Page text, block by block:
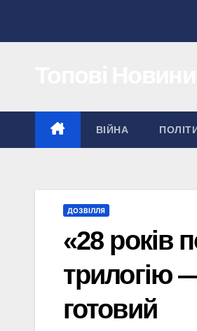
ВІЙНА
ДОЗВІЛЛЯ
«28 років
трилогію
готовий